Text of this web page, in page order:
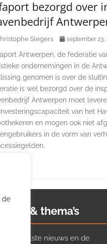
de
bezorgd over
Slegers september 23,
Antwerpen, de federatie
ondernemingen in de
genomen is over de
is wel bezorgd over de
Antwerpen moet
van het
en mogen ook niet
in de vorm van
& thema’s
het laatste nieuws en de